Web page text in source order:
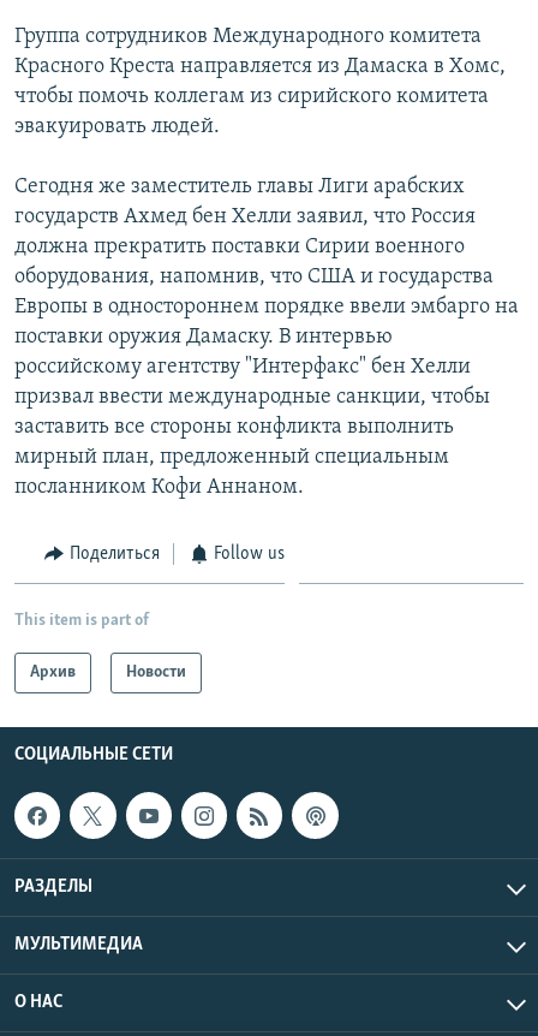
English
Русский
Группа сотрудников Международного комитета
Красного Креста направляется из Дамаска в Хомс,
чтобы помочь коллегам из сирийского комитета
эвакуировать людей.
Сегодня же заместитель главы Лиги арабских
государств Ахмед бен Хелли заявил, что Россия
должна прекратить поставки Сирии военного
оборудования, напомнив, что США и государства
Европы в одностороннем порядке ввели эмбарго на
поставки оружия Дамаску. В интервью
российскому агентству "Интерфакс" бен Хелли
призвал ввести международные санкции, чтобы
заставить все стороны конфликта выполнить
мирный план, предложенный специальным
посланником Кофи Аннаном.
Поделиться Follow us
This item is part of
Архив Новости
СОЦИАЛЬНЫЕ СЕТИ
РАЗДЕЛЫ
МУЛЬТИМЕДИА
О НАС